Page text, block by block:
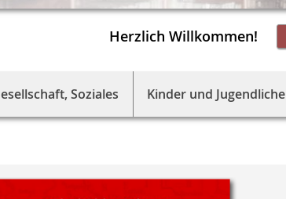
Herzlich Willkommen!
Soziales Kinder und Jugendliche